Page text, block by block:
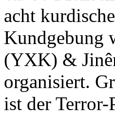
acht
Kundgebung
(YXK) &
organisiert.
ist der